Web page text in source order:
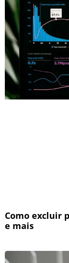
Como excluir
e mais